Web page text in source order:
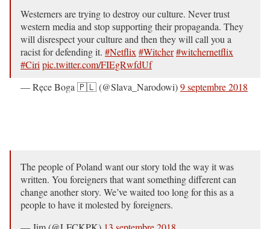
Westerners are trying to destroy our culture. Never trust
western media and stop supporting their propaganda. They
will disrespect your culture and then they will call you a
racist for defending it. #Netflix #Witcher#witchernetflix
#Ciri pic.twitter.com/FIEgRwfdUf
— Ręce Boga 🇵🇱 (@Slava_Narodowi)9 septembre 2018
The people of Poland want our story told the way it was
written. You foreigners that want something different can
change another story. We’ve waited too long for this as a
people to have it molested by foreigners.